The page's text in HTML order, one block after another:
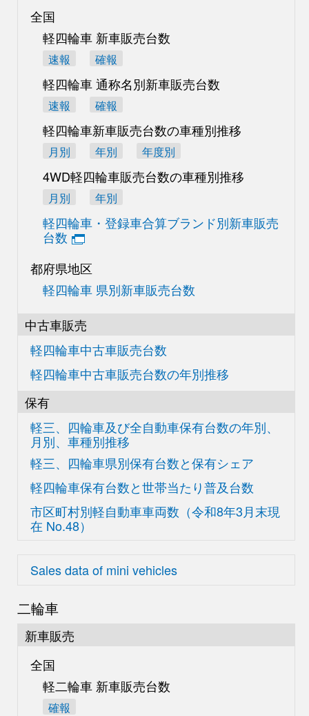
全国
軽四輪車 新車販売台数
速報 確報
軽四輪車 通称名別新車販売台数
速報 確報
軽四輪車新車販売台数の車種別推移
月別 年別 年度別
4WD軽四輪車販売台数の車種別推移
月別 年別
軽四輪車・登録車合算ブランド別新車販売
台数
都府県地区
軽四輪車 県別新車販売台数
中古車販売
軽四輪車中古車販売台数
軽四輪車中古車販売台数の年別推移
保有
軽三、四輪車及び全自動車保有台数の年別、
月別、車種別推移
軽三、四輪車県別保有台数と保有シェア
軽四輪車保有台数と世帯当たり普及台数
市区町村別軽自動車車両数 （令和8年3月末現
在 No.48）
Sales data of mini vehicles
二輪車
新車販売
全国
軽二輪車 新車販売台数
確報